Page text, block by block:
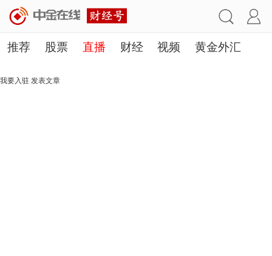
推荐 股票 直播 财经 视频 黄金外汇
理财 行业
我要入驻 发表文章